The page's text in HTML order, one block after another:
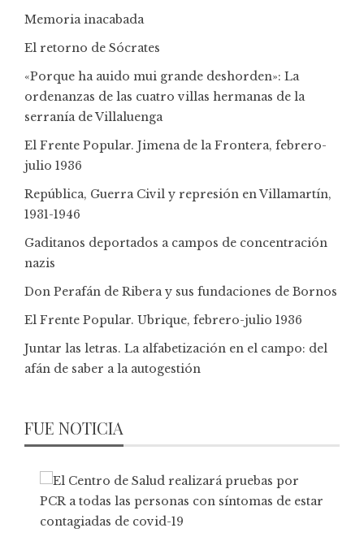
Memoria inacabada
El retorno de Sócrates
«Porque ha auido mui grande deshorden»: La
ordenanzas de las cuatro villas hermanas de la
serranía de Villaluenga
El Frente Popular. Jimena de la Frontera, febrero-
julio 1936
República, Guerra Civil y represión en Villamartín,
1931-1946
Gaditanos deportados a campos de concentración
nazis
Don Perafán de Ribera y sus fundaciones de Bornos
El Frente Popular. Ubrique, febrero-julio 1936
Juntar las letras. La alfabetización en el campo: del
afán de saber a la autogestión
FUE NOTICIA